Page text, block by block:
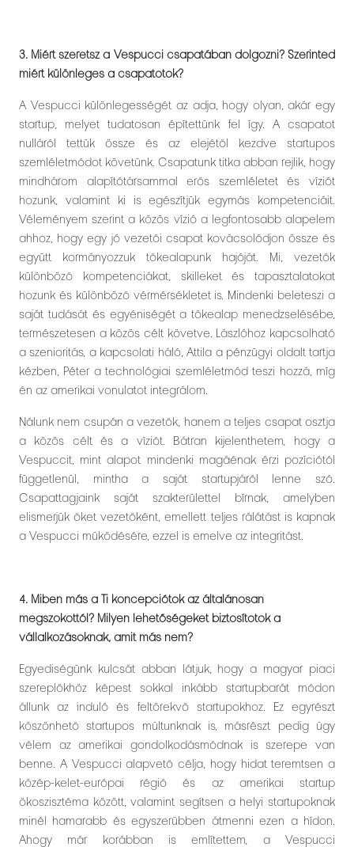
3. Miért szeretsz a Vespucci csapatában dolgozni? Szerinted
miért különleges a csapatotok?
A Vespucci különlegességét az adja, hogy olyan, akár egy
startup, melyet tudatosan építettünk fel így. A csapatot
nulláról tettük össze és az elejétől kezdve startupos
szemléletmódot követünk. Csapatunk titka abban rejlik, hogy
mindhárom alapítótársammal erős szemléletet és víziót
hozunk, valamint ki is egészítjük egymás kompetenciáit.
Véleményem szerint a közös vízió a legfontosabb alapelem
ahhoz, hogy egy jó vezetői csapat kovácsolódjon össze és
együtt kormányozzuk tőkealapunk hajóját. Mi, vezetők
különböző kompetenciákat, skilleket és tapasztalatokat
hozunk és különböző vérmérsékletet is. Mindenki beleteszi a
saját tudását és egyéniségét a tőkealap menedzselésébe,
természetesen a közös célt követve. Lászlóhoz kapcsolható
a szenioritás, a kapcsolati háló, Attila a pénzügyi oldalt tartja
kézben, Péter a technológiai szemléletmód teszi hozzá, míg
én az amerikai vonulatot integrálom.
Nálunk nem csupán a vezetők, hanem a teljes csapat osztja
a közös célt és a víziót. Bátran kijelenthetem, hogy a
Vespuccit, mint alapot mindenki magáénak érzi pozíciótól
függetlenül, mintha a saját startupjáról lenne szó.
Csapattagjaink saját szakterülettel bírnak, amelyben
elismerjük őket vezetőként, emellett teljes rálátást is kapnak
a Vespucci működésére, ezzel is emelve az integritást.
4. Miben más a Ti koncepciótok az általánosan
megszokottól? Milyen lehetőségeket biztosítotok a
vállalkozásoknak, amit más nem?
Egyediségünk kulcsát abban látjuk, hogy a magyar piaci
szereplőkhöz képest sokkal inkább startupbarát módon
állunk az induló és feltörekvő startupokhoz. Ez egyrészt
köszönhető startupos múltunknak is, másrészt pedig úgy
vélem az amerikai gondolkodásmódnak is szerepe van
benne. A Vespucci alapvető célja, hogy hidat teremtsen a
közép-kelet-európai régió és az amerikai startup
ökoszisztéma között, valamint segítsen a helyi startupoknak
minél hamarabb és egyszerűbben átmenni ezen a hídon.
Ahogy már korábban is említettem, a Vespucci